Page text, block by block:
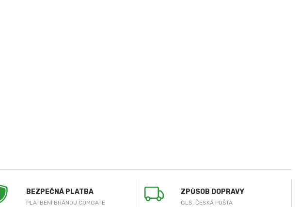
BEZPEČNÁ PLATBA
PLATBENÍ BRÁNOU COMGATE
ZPŮSOB DOPRAVY
GLS, ČESKÁ POŠTA